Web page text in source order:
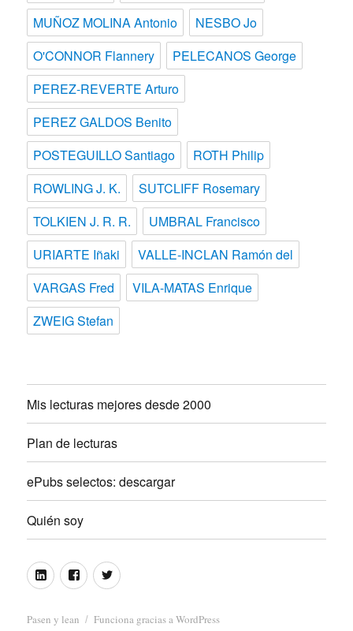
MUÑOZ MOLINA Antonio
NESBO Jo
O'CONNOR Flannery
PELECANOS George
PEREZ-REVERTE Arturo
PEREZ GALDOS Benito
POSTEGUILLO Santiago
ROTH Philip
ROWLING J. K.
SUTCLIFF Rosemary
TOLKIEN J. R. R.
UMBRAL Francisco
URIARTE Iñaki
VALLE-INCLAN Ramón del
VARGAS Fred
VILA-MATAS Enrique
ZWEIG Stefan
Mis lecturas mejores desde 2000
Plan de lecturas
ePubs selectos: descargar
Quién soy
LinkedinFacebookTwitter
Pasen y lean Funciona gracias a WordPress